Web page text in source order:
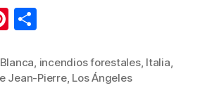
Pi
er m
, incendios forestales, Italia,
Jean-Pierre, Los Ángeles